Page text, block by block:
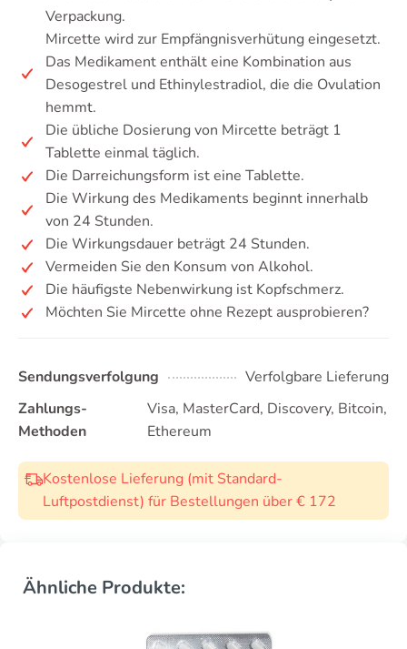
Verpackung.
Mircette wird zur Empfängnisverhütung eingesetzt.
Das Medikament enthält eine Kombination aus
Desogestrel und Ethinylestradiol, die die Ovulation
hemmt.
Die übliche Dosierung von Mircette beträgt 1
Tablette einmal täglich.
Die Darreichungsform ist eine Tablette.
Die Wirkung des Medikaments beginnt innerhalb
von 24 Stunden.
Die Wirkungsdauer beträgt 24 Stunden.
Vermeiden Sie den Konsum von Alkohol.
Die häufigste Nebenwirkung ist Kopfschmerz.
Möchten Sie Mircette ohne Rezept ausprobieren?
Sendungsverfolgung
Verfolgbare Lieferung
Zahlungs-
Methoden
Visa, MasterCard, Discovery, Bitcoin,
Ethereum
Kostenlose Lieferung (mit Standard-
Luftpostdienst) für Bestellungen über € 172
Ähnliche Produkte: